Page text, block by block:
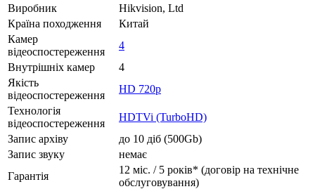
Виробник
Hikvision, Ltd
Країна походження
Китай
Камер
відеоспостереження
4
Внутрішніх камер
4
Якість
відеоспостереження
HD 720p
Технологія
відеоспостереження
HDTVi (TurboHD)
Запис архіву
до 10 діб (500Gb)
Запис звуку
немає
Гарантія
12 міс. / 5 років* (договір на технічне
обслуговування)